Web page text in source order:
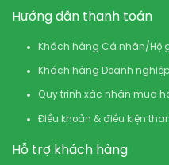
Hướng dẫn thanh toán
Khách hàng Cá nhân/Hộ
Khách hàng Doanh
Quy trình xác nhận mua
Điều khoản & điều kiện
Hỗ trợ khách hàng